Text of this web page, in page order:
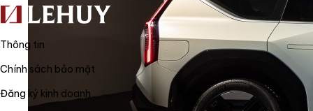
Thông tin
Chính sách bảo mật
Đăng ký kinh doanh